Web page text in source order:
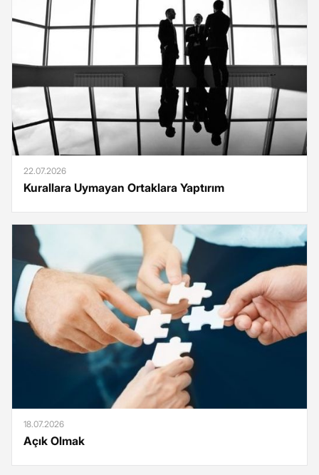
22.07.2026
Kurallara Uymayan Ortaklara Yaptırım
18.07.2026
Açık Olmak